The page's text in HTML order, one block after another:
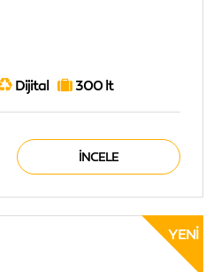
Dijital 300 lt
İNCELE
YENI